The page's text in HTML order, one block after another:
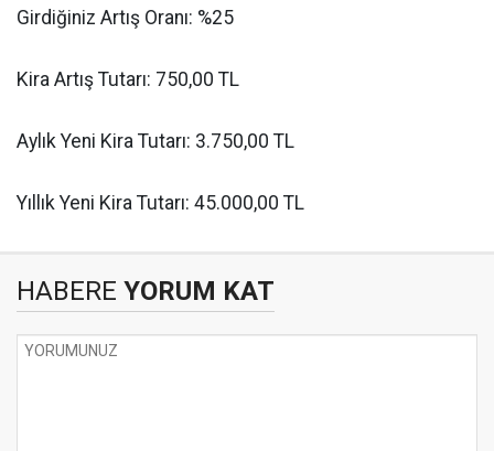
Girdiğiniz Artış Oranı: %25
Kira Artış Tutarı: 750,00 TL
Aylık Yeni Kira Tutarı: 3.750,00 TL
Yıllık Yeni Kira Tutarı: 45.000,00 TL
HABERE YORUM KAT